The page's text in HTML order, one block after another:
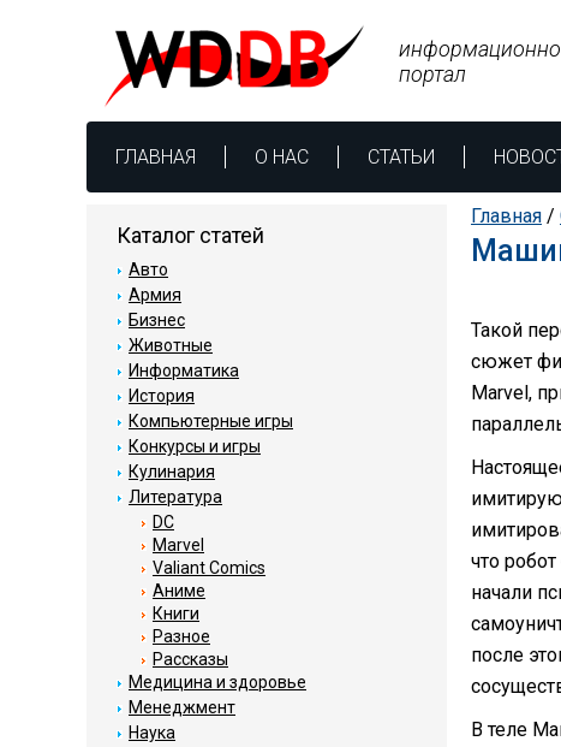
ГЛАВНАЯ О НАС СТАТЬИ
портал
Главная /
Такой
сюжет
Marvel,
что
начали
после
В теле
Каталог статей
Авто
Армия
Бизнес
Животные
Информатика
История
Компьютерные игры
Конкурсы и игры
Кулинария
Литература
DC
Marvel
Valiant Comics
Аниме
Книги
Разное
Рассказы
Медицина и здоровье
Менеджмент
Наука